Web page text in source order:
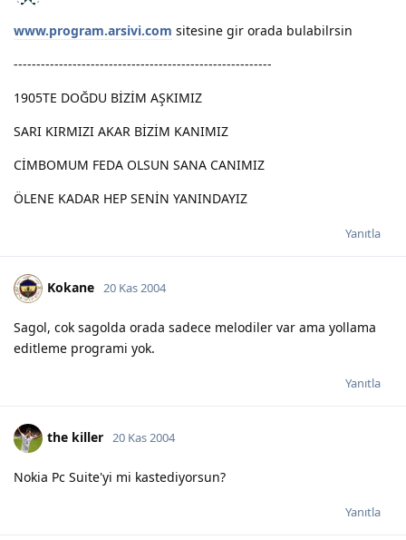
www.program.arsivi.com sitesine gir orada bulabilrsin
---------------------------------------------------------
1905TE DOĞDU BİZİM AŞKIMIZ
SARI KIRMIZI AKAR BİZİM KANIMIZ
CİMBOMUM FEDA OLSUN SANA CANIMIZ
ÖLENE KADAR HEP SENİN YANINDAYIZ
Yanıtla
Kokane 20 Kas 2004
Sagol, cok sagolda orada sadece melodiler var ama yollama
editleme programi yok.
Yanıtla
the killer 20 Kas 2004
Nokia Pc Suite'yi mi kastediyorsun?
Yanıtla